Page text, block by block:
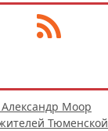
Александр Моор
Тюменской